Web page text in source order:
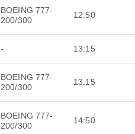
BOEING 777-
200/300
12:50
- 13:15
BOEING 777-
200/300
13:15
BOEING 777-
200/300
14:50